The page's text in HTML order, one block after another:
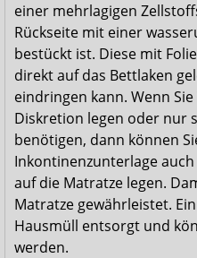
einer mehrlagigen
Rückseite mit einer
bestückt ist. Diese mit
direkt auf das Bettlaken
eindringen kann. Wenn
Diskretion legen oder nur
benötigen, dann können
Inkontinenzunterlage
auf die Matratze legen.
Matratze gewährleistet.
Hausmüll entsorgt und
werden.